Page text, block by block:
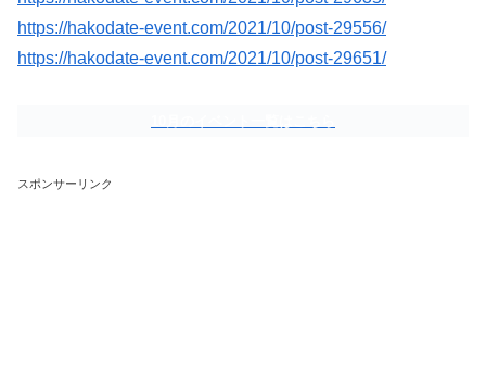
https://hakodate-event.com/2021/10/post-29556/
https://hakodate-event.com/2021/10/post-29651/
スポンサーリンク